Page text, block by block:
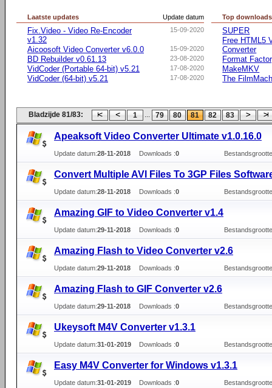
Update datum
Laatste updates
15-09-2020
Fix.Video - Video Re-Encoder
v1.32
15-09-2020
Aicoosoft Video Converter v6.0.0
23-08-2020
BD Rebuilder v0.61.13
17-08-2020
VidCoder (Portable 64-bit) v5.21
17-08-2020
VidCoder (64-bit) v5.21
Top downloads
SUPER
Free HTML5
Converter
Format
MakeMKV
The
Bladzijde 81/83: 1 ... 79 80 81 82 83
Apeaksoft Video Converter Ultimate v1.0.16.0
Update datum:28-11-2018 Downloads :0
Convert Multiple AVI Files To 3GP Files
Update datum:28-11-2018 Downloads :0
Amazing GIF to Video Converter v1.4
Update datum:29-11-2018 Downloads :0
Amazing Flash to Video Converter v2.6
Update datum:29-11-2018 Downloads :0
Amazing Flash to GIF Converter v2.6
Update datum:29-11-2018 Downloads :0
Ukeysoft M4V Converter v1.3.1
Update datum:31-01-2019 Downloads :0
Easy M4V Converter for Windows v1.3.1
Update datum:31-01-2019 Downloads :0